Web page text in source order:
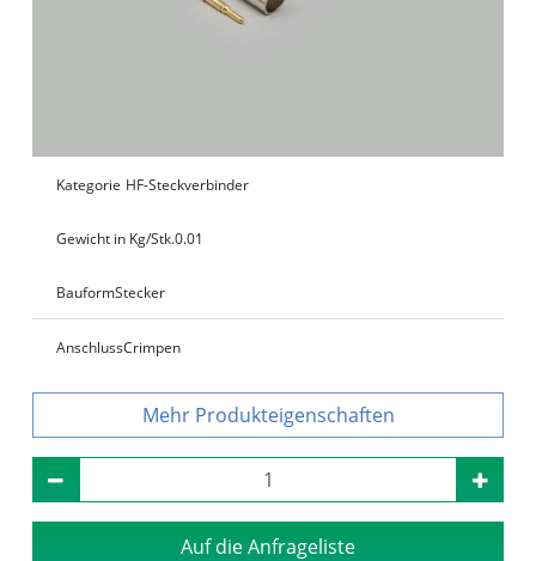
Kategorie HF-Steckverbinder
Gewicht in Kg/Stk.0.01
BauformStecker
AnschlussCrimpen
Produkteigenschaften
Auf die Anfrageliste